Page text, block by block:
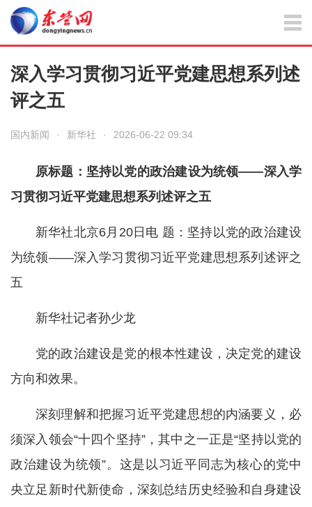
深入学习贯彻习近平党建思想系列述
评之五
国内新闻 · 新华社 · 2026-06-22 09:34
原标题：坚持以党的政治建设为统领——深入学
习贯彻习近平党建思想系列述评之五
新华社北京6月20日电 题：坚持以党的政治建设
为统领——深入学习贯彻习近平党建思想系列述评之
五
新华社记者孙少龙
党的政治建设是党的根本性建设，决定党的建设
方向和效果。
深刻理解和把握习近平党建思想的内涵要义，必
须深入领会“十四个坚持”，其中之一正是“坚持以党的
政治建设为统领”。这是以习近平同志为核心的党中
央立足新时代新使命，深刻总结历史经验和自身建设